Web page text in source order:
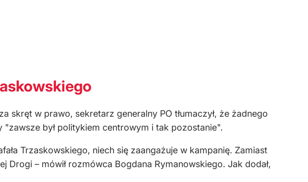
skręt w prawo, sekretarz generalny PO tłumaczył, że żadnego
był politykiem centrowym i tak pozostanie".
Trzaskowskiego, niech się zaangażuje w kampanię. Zamiast
– mówił rozmówca Bogdana Rymanowskiego. Jak dodał,